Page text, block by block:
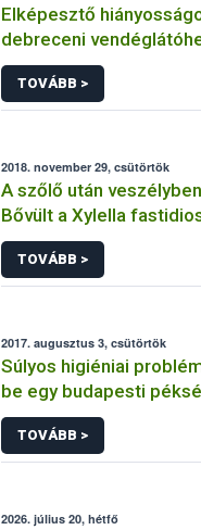
Elképesztő
debreceni
TOVÁBB >
2018. november 29, csütörtök
A szőlő után
Bővült a Xylella
kockázatát hordozó
TOVÁBB >
2017. augusztus 3, csütörtök
Súlyos higiéniai
be egy budapesti
TOVÁBB >
2026. július 20, hétfő